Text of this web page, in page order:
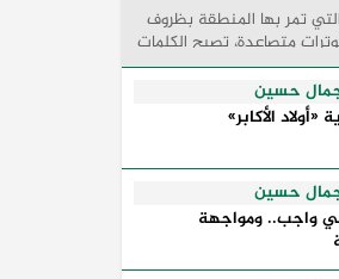
تمر بها المنطقة بظروف
متصاعدة، تصبح الكلمات
من مجرد مواقف معلنة؛ فهي
الدول، وكيفية إدارتها
التي تفصل بين القوة ...
حسين
الأكابر»
حسين
واجب.. ومواجهة